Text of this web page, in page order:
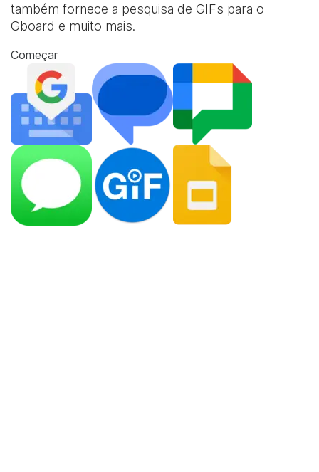
também fornece a pesquisa de GIFs para o
Gboard e muito mais.
Começar